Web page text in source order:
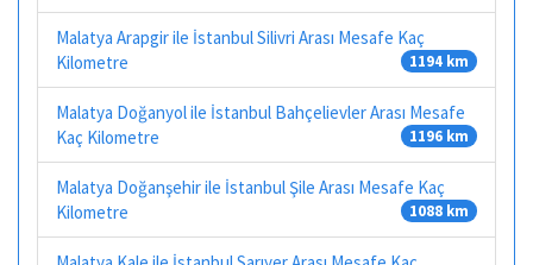
Malatya Arapgir ile İstanbul Silivri Arası Mesafe Kaç
Kilometre
1194 km
Malatya Doğanyol ile İstanbul Bahçelievler Arası Mesafe
Kaç Kilometre
1196 km
Malatya Doğanşehir ile İstanbul Şile Arası Mesafe Kaç
Kilometre
1088 km